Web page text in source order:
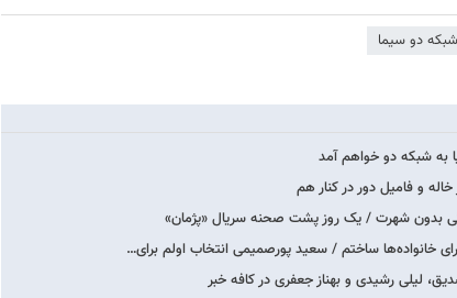
شبکه دو سیما
به شبکه دو خواهم آمد
و فامیل دور در کنار هم
بدون شهرت / یک روز پشت صحنه سریال «پژمان»
خانواده‌ها ساختم / سعید پورصمیمی انتخاب اولم برای…
لیلی رشیدی و بهناز جعفری در کافه خبر